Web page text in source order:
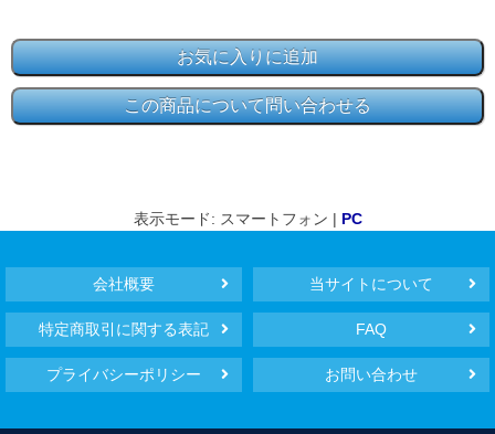
表示モード: スマートフォン | PC
会社概要 当サイトについて
特定商取引に関する表記 FAQ
プライバシーポリシー お問い合わせ